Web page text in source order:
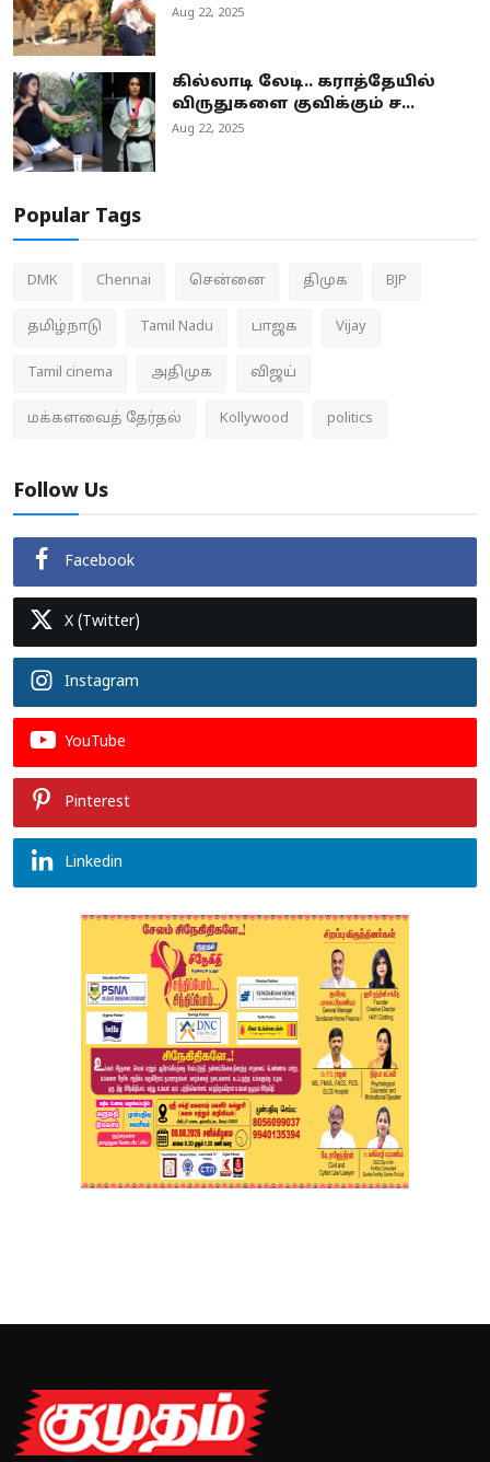
Aug 22, 2025
கில்லாடி லேடி.. கராத்தேயில்
விருதுகளை குவிக்கும் ச...
Aug 22, 2025
Popular Tags
DMK Chennai சென்னை திமுக BJP
தமிழ்நாடு Tamil Nadu பாஜக Vijay
Tamil cinema அதிமுக விஜய்
மக்களவைத் தேர்தல் Kollywood politics
Follow Us
Facebook
X (Twitter)
Instagram
YouTube
Pinterest
Linkedin